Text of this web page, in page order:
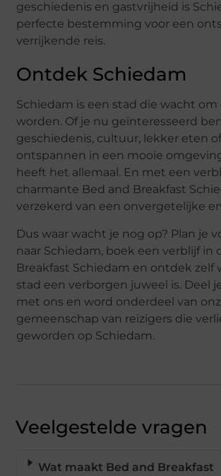
geschiedenis en gastvrijheid is
perfecte bestemming voor een
verrijkende reis.
Ontdek Schiedam
Schiedam is een stad die wacht
worden. Of je nu geïnteresseerd
geschiedenis, cultuur, lekker eten
ontspannen in een mooie
heeft het allemaal. En met een
charmante Bed and Breakfast
verzekerd van een onvergetelijke
Dus waar wacht je nog op? Plan je
naar Schiedam, boek een verblijf in
Breakfast Schiedam en ontdek zelf
stad een verborgen juweel is. Deel
met ons en word onderdeel van
gemeenschap van reizigers die
geworden op Schiedam.
Veelgestelde vragen
Wat maakt Bed and Breakfast